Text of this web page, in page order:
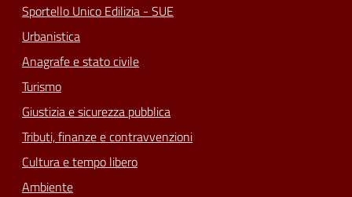
Sportello Unico Edilizia - SUE
Urbanistica
Anagrafe e stato civile
Turismo
Giustizia e sicurezza pubblica
Tributi, finanze e contravvenzioni
Cultura e tempo libero
Ambiente